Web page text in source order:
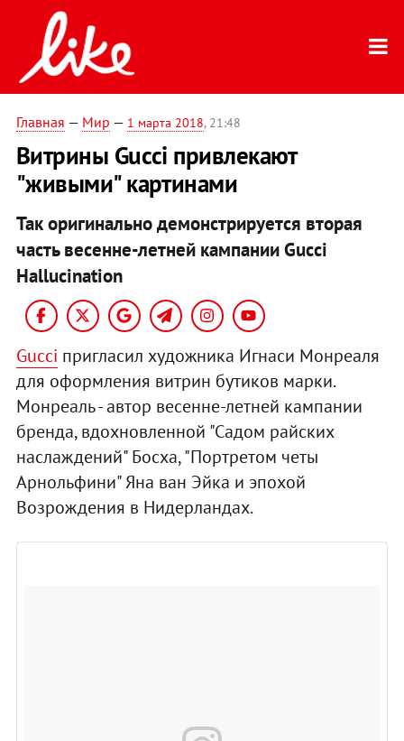
Главная — Мир — 1 марта 2018, 21:48
Витрины Gucci привлекают
"живыми" картинами
Так оригинально демонстрируется вторая
часть весенне-летней кампании Gucci
Hallucination
Gucci пригласил художника Игнаси Монреаля
для оформления витрин бутиков марки.
Монреаль - автор весенне-летней кампании
бренда, вдохновленной "Садом райских
наслаждений" Босха, "Портретом четы
Арнольфини" Яна ван Эйка и эпохой
Возрождения в Нидерландах.